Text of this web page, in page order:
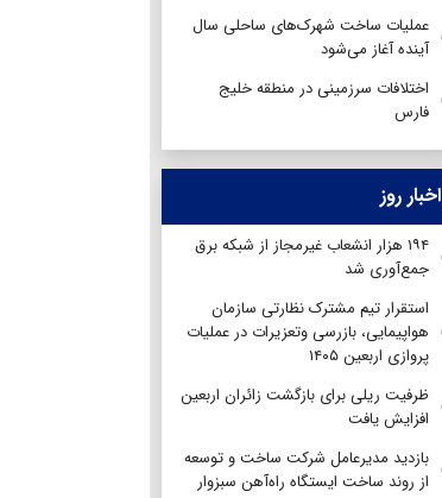
عملیات ساخت شهرک‌های ساحلی سال
آینده آغاز می‌شود
اختلافات سرزمینی در منطقه خلیج
فارس
اخبار روز
۱۹۴ هزار انشعاب غیرمجاز از شبکه برق
جمع‌آوری شد
استقرار تیم مشترک نظارتی سازمان
هواپیمایی، بازرسی وتعزیرات در عملیات
پروازی اربعین ۱۴۰۵
ظرفیت ریلی برای بازگشت زائران اربعین
افزایش یافت
بازدید مدیرعامل شرکت ساخت و توسعه
از روند ساخت ایستگاه راه‌آهن سبزوار